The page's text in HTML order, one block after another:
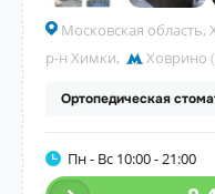
Московская область,
р-н Химки, Ховрино
Ортопедическая
Пн - Вс 10:00 - 21:00